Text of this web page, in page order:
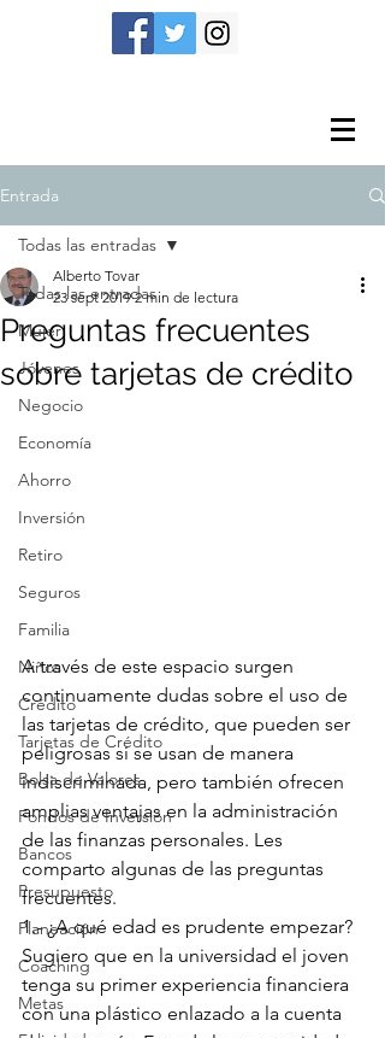
Entrada
Todas las entradas
Mujer
Jóvenes
Negocio
Economía
Ahorro
Inversión
Retiro
Seguros
Familia
Niños
Crédito
Tarjetas de Crédito
Bolsa de Valores
Fondos de Inversión
Bancos
Presupuesto
Planeación
Coaching
Metas
Todas las entradas
Preguntas frecuentes
sobre tarjetas de crédito
Alberto Tovar
23 sept 2019 2 min de lectura
A través de este espacio surgen
continuamente dudas sobre el uso de
las tarjetas de crédito, que pueden ser
peligrosas si se usan de manera
indiscriminada, pero también ofrecen
amplias ventajas en la administración
de las finanzas personales. Les
comparto algunas de las preguntas
frecuentes.
1.- ¿A qué edad es prudente empezar?
Sugiero que en la universidad el joven
tenga su primer experiencia financiera
con una plástico enlazado a la cuenta